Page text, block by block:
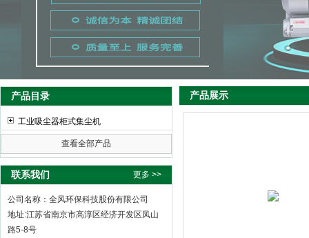
产品目录
工业吸尘器柜式集尘机
查看全部产品
联系我们 更多 >>
公司名称：全风环保科技股份有限公司
地址:江苏省南京市高淳区经济开发区凤山
路5-8号
产品展示